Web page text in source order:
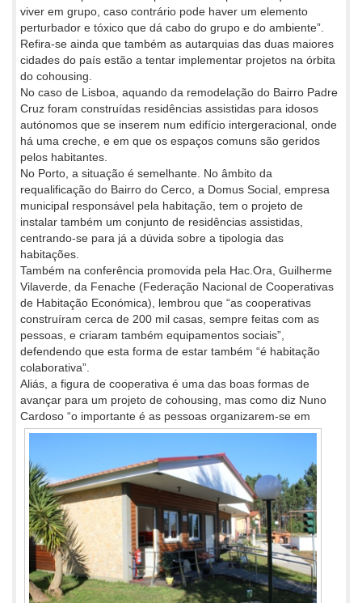
viver em grupo, caso contrário pode haver um elemento
perturbador e tóxico que dá cabo do grupo e do ambiente”.
Refira-se ainda que também as autarquias das duas maiores
cidades do país estão a tentar implementar projetos na órbita
do cohousing.
No caso de Lisboa, aquando da remodelação do Bairro Padre
Cruz foram construídas residências assistidas para idosos
autónomos que se inserem num edifício intergeracional, onde
há uma creche, e em que os espaços comuns são geridos
pelos habitantes.
No Porto, a situação é semelhante. No âmbito da
requalificação do Bairro do Cerco, a Domus Social, empresa
municipal responsável pela habitação, tem o projeto de
instalar também um conjunto de residências assistidas,
centrando-se para já a dúvida sobre a tipologia das
habitações.
Também na conferência promovida pela Hac.Ora, Guilherme
Vilaverde, da Fenache (Federação Nacional de Cooperativas
de Habitação Económica), lembrou que “as cooperativas
construíram cerca de 200 mil casas, sempre feitas com as
pessoas, e criaram também equipamentos sociais”,
defendendo que esta forma de estar também “é habitação
colaborativa”.
Aliás, a figura de cooperativa é uma das boas formas de
avançar para um projeto de cohousing, mas como diz Nuno
Cardoso “o importante é as pessoas organizarem-se em